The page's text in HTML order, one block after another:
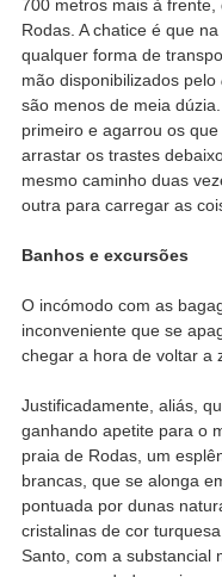
700 metros mais à
Rodas. A chatice é que
qualquer forma de
mão disponibilizados pelo
são menos de meia
primeiro e agarrou os
arrastar os trastes
mesmo caminho duas
outra para carregar as
Banhos e excursões
O incómodo com as
inconveniente que se
chegar a hora de voltar a
Justificadamente, aliás,
ganhando apetite para o
praia de Rodas, um
brancas, que se alonga
pontuada por dunas
cristalinas de cor
Santo, com a substancial